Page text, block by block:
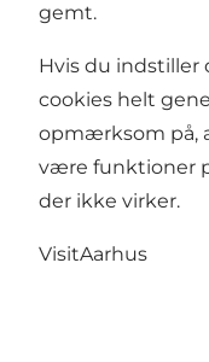
gemt.
Hvis du indstiller
cookies helt
opmærksom på,
være funktioner
der ikke virker.
VisitAarhus